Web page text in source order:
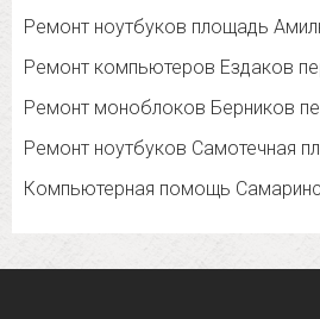
Ремонт ноутбуков площадь
Ремонт компьютеров Ездаков
Ремонт моноблоков Берников
Ремонт ноутбуков Самотечная
Компьютерная помощь